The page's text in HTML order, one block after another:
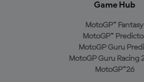
Game Hub
MotoGP™ Fantasy
MotoGP™
MotoGP Guru
MotoGP Guru Racing
MotoGP™26